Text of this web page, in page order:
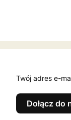
Twój adres e-
Dołącz do